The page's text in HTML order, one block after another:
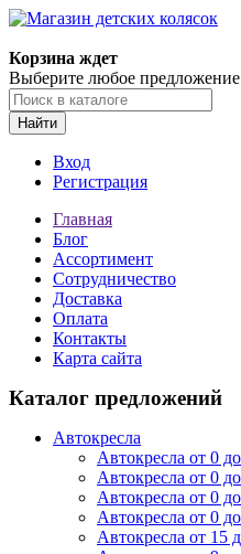
Корзина ждет
Выберите любое предложение
Найти
Вход
Регистрация
Главная
Блог
Ассортимент
Сотрудничество
Доставка
Оплата
Контакты
Карта сайта
Каталог предложений
Автокресла
Автокресла от 0
Автокресла от 0
Автокресла от 0
Автокресла от 0
Автокресла от 15